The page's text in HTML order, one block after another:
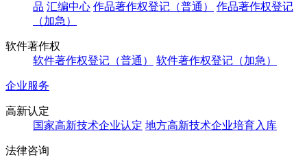
品 汇编中心 作品著作权登记（普通）
作品著作权登记
（加急）
软件著作权
软件著作权登记（普通）
软件著作权登记（加急）
企业服务
高新认定
国家高新技术企业认定 地方高新技术企业培育入库
法律咨询